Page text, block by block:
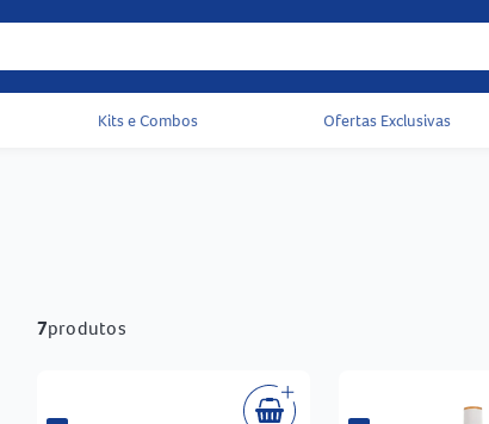
Acessos rápidos do cabeçalho
Kits e Combos Ofertas Exclusivas
7produtos